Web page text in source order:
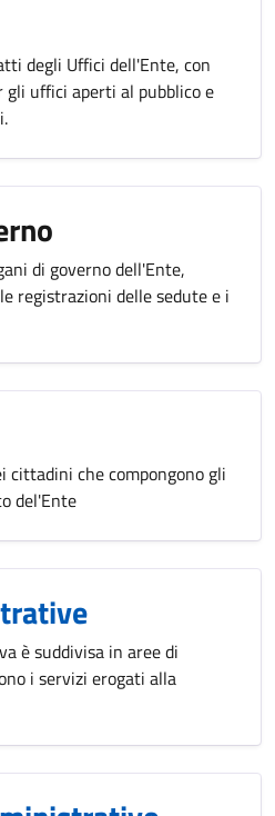
degli Uffici dell'Ente, con
uffici aperti al pubblico e
di governo dell'Ente,
registrazioni delle sedute e i
che compongono gli
del'Ente
è suddivisa in aree di
i servizi erogati alla